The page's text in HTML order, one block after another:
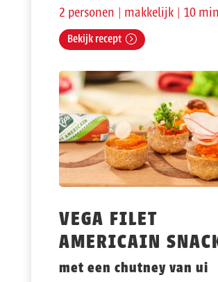
2 personen | makkelijk | 10
Bekijk recept
VEGA FILET
AMERICAIN
met een chutney van ui